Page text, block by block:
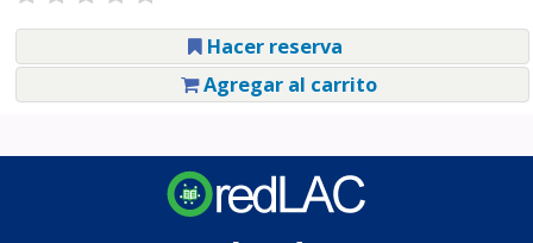
Hacer reserva
Agregar al carrito